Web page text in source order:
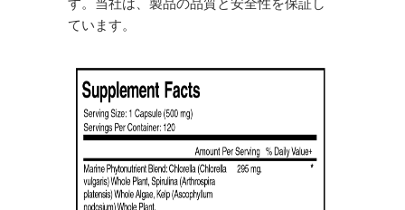
す。当社は、製品の品質と安全性を保証し
ています。